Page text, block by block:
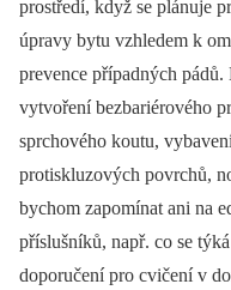
prostředí, když se plánuje
úpravy bytu vzhledem k
prevence případných
vytvoření bezbariérového
sprchového koutu,
protiskluzových povrchů,
bychom zapomínat ani na
příslušníků, např. co se
doporučení pro cvičení v